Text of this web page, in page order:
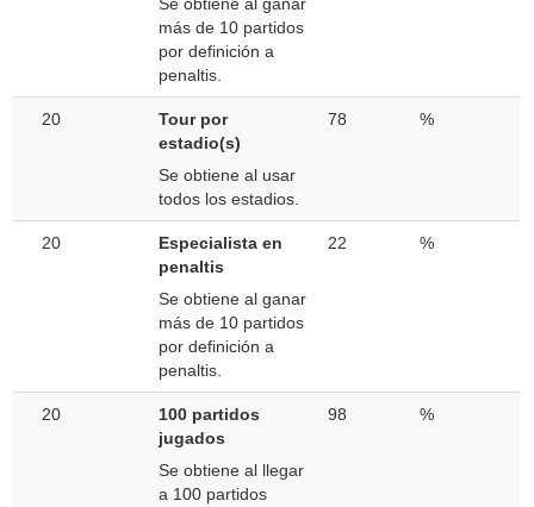
Se obtiene al ganar
más de 10 partidos
por definición a
penaltis.
20
Tour por
estadio(s)
Se obtiene al usar
todos los estadios.
78 %
20
Especialista en
penaltis
Se obtiene al ganar
más de 10 partidos
por definición a
penaltis.
22 %
20
100 partidos
jugados
Se obtiene al llegar
a 100 partidos
98 %